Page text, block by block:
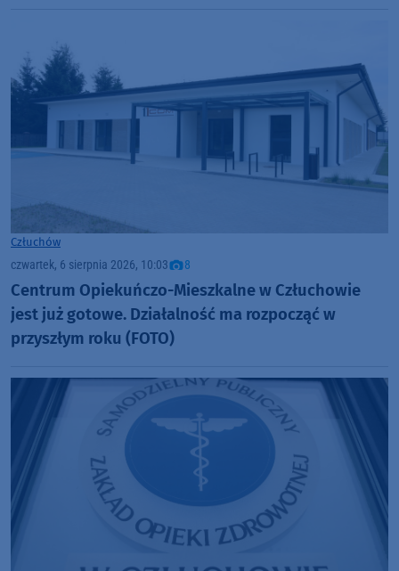
Człuchów
czwartek, 6 sierpnia 2026, 10:03 8
Centrum Opiekuńczo-Mieszkalne w Człuchowie
jest już gotowe. Działalność ma rozpocząć w
przyszłym roku (FOTO)